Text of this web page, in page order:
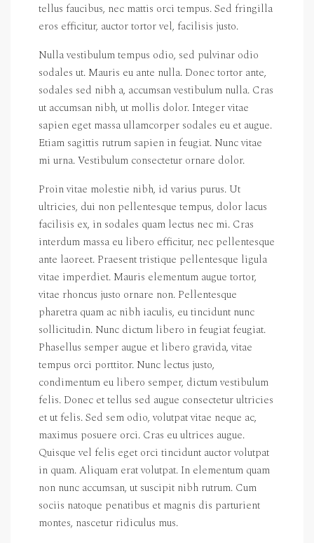
tellus faucibus, nec mattis orci tempus. Sed fringilla
eros efficitur, auctor tortor vel, facilisis justo.
Nulla vestibulum tempus odio, sed pulvinar odio
sodales ut. Mauris eu ante nulla. Donec tortor ante,
sodales sed nibh a, accumsan vestibulum nulla. Cras
ut accumsan nibh, ut mollis dolor. Integer vitae
sapien eget massa ullamcorper sodales eu et augue.
Etiam sagittis rutrum sapien in feugiat. Nunc vitae
mi urna. Vestibulum consectetur ornare dolor.
Proin vitae molestie nibh, id varius purus. Ut
ultricies, dui non pellentesque tempus, dolor lacus
facilisis ex, in sodales quam lectus nec mi. Cras
interdum massa eu libero efficitur, nec pellentesque
ante laoreet. Praesent tristique pellentesque ligula
vitae imperdiet. Mauris elementum augue tortor,
vitae rhoncus justo ornare non. Pellentesque
pharetra quam ac nibh iaculis, eu tincidunt nunc
sollicitudin. Nunc dictum libero in feugiat feugiat.
Phasellus semper augue et libero gravida, vitae
tempus orci porttitor. Nunc lectus justo,
condimentum eu libero semper, dictum vestibulum
felis. Donec et tellus sed augue consectetur ultricies
et ut felis. Sed sem odio, volutpat vitae neque ac,
maximus posuere orci. Cras eu ultrices augue.
Quisque vel felis eget orci tincidunt auctor volutpat
in quam. Aliquam erat volutpat. In elementum quam
non nunc accumsan, ut suscipit nibh rutrum. Cum
sociis natoque penatibus et magnis dis parturient
montes, nascetur ridiculus mus.